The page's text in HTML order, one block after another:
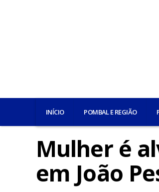
INÍCIO POMBAL E REGIÃO
Mulher é
em João